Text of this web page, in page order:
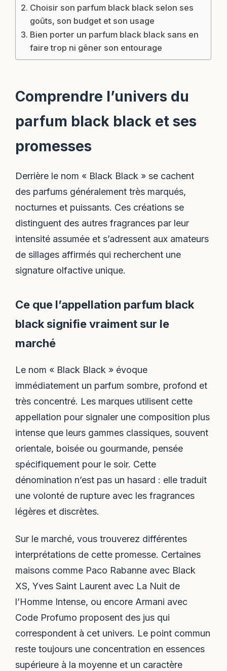
Choisir son parfum black black selon ses
goûts, son budget et son usage
Bien porter un parfum black black sans en
faire trop ni gêner son entourage
Comprendre l’univers du
parfum black black et ses
promesses
Derrière le nom « Black Black » se cachent
des parfums généralement très marqués,
nocturnes et puissants. Ces créations se
distinguent des autres fragrances par leur
intensité assumée et s’adressent aux amateurs
de sillages affirmés qui recherchent une
signature olfactive unique.
Ce que l’appellation parfum black
black signifie vraiment sur le
marché
Le nom « Black Black » évoque
immédiatement un parfum sombre, profond et
très concentré. Les marques utilisent cette
appellation pour signaler une composition plus
intense que leurs gammes classiques, souvent
orientale, boisée ou gourmande, pensée
spécifiquement pour le soir. Cette
dénomination n’est pas un hasard : elle traduit
une volonté de rupture avec les fragrances
légères et discrètes.
Sur le marché, vous trouverez différentes
interprétations de cette promesse. Certaines
maisons comme Paco Rabanne avec Black
XS, Yves Saint Laurent avec La Nuit de
l’Homme Intense, ou encore Armani avec
Code Profumo proposent des jus qui
correspondent à cet univers. Le point commun
reste toujours une concentration en essences
supérieure à la moyenne et un caractère